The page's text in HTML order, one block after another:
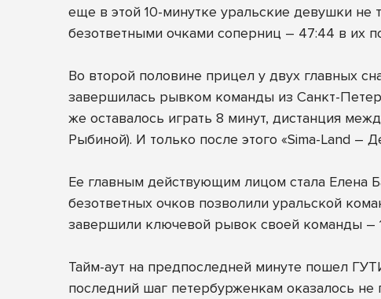
еще в этой 10-минутке уральские девушки не
безответными очками соперниц – 47:44 в их
Во второй половине прицел у двух главных
завершилась рывком команды из Санкт-
же оставалось играть 8 минут, дистанция
Рыбиной). И только после этого «Sima-Land –
Ее главным действующим лицом стала Елена
безответных очков позволили уральской
завершили ключевой рывок своей команды –
Тайм-аут на предпоследней минуте пошел
последний шаг петербурженкам оказалось